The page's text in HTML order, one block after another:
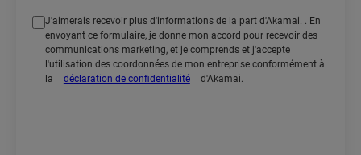
J'aimerais recevoir plus d'informations de la part d'Akamai. . En
envoyant ce formulaire, je donne mon accord pour recevoir des
communications marketing, et je comprends et j'accepte
l'utilisation des coordonnées de mon entreprise conformément à
la
déclaration de confidentialité d'Akamai.